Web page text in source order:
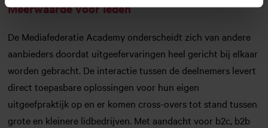
Meerwaarde voor leden
De Mediafederatie Academy onderscheidt zich van andere
aanbieders doordat uitgeefervaringen heel gericht bij elkaar
worden gebracht. De interactie tussen de deelnemers levert
direct toepasbare oplossingen voor hun eigen
uitgeefpraktijk op en er komen cross-overs tot stand tussen
grote en kleinere lidbedrijven. Met aandacht voor b2c, b2b